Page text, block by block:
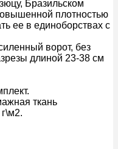
Бразильском
плотностью
ее в единоборствах с
ворот, без
длиной 23-38 см
ткань